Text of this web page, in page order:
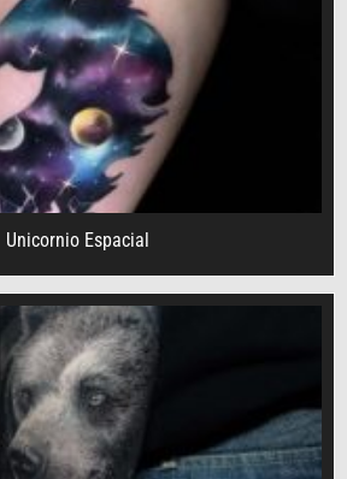
Unicornio Espacial